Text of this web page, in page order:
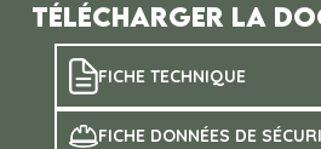
Télécharger la
FICHE TECHNIQUE
FICHE DONNÉES DE